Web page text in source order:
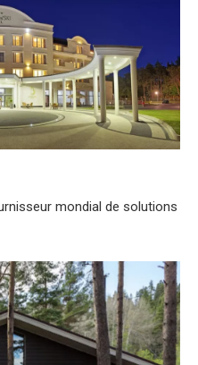
mondial de solutions